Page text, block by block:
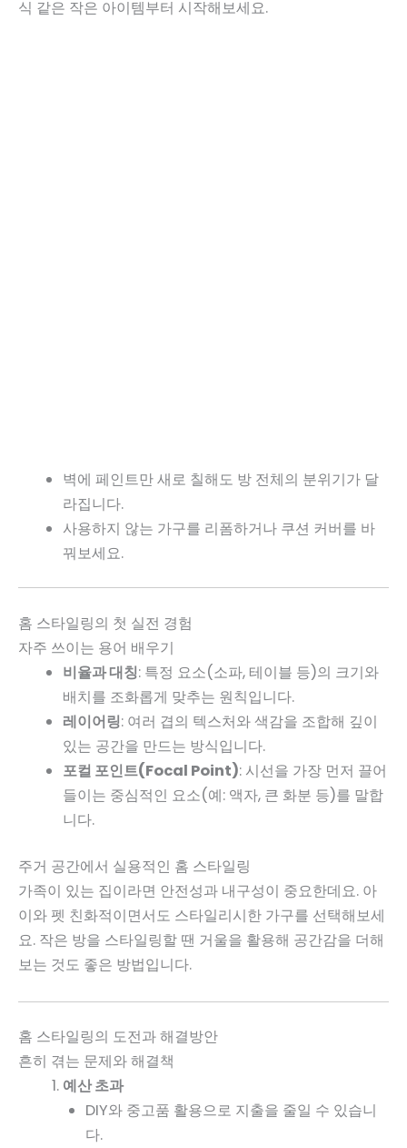
식 같은 작은 아이템부터 시작해보세요.
벽에 페인트만 새로 칠해도 방 전체의 분위기가 달
라집니다.
사용하지 않는 가구를 리폼하거나 쿠션 커버를 바
꿔보세요.
홈 스타일링의 첫 실전 경험
자주 쓰이는 용어 배우기
비율과 대칭: 특정 요소(소파, 테이블 등)의 크기와
배치를 조화롭게 맞추는 원칙입니다.
레이어링: 여러 겹의 텍스처와 색감을 조합해 깊이
있는 공간을 만드는 방식입니다.
포컬 포인트(Focal Point): 시선을 가장 먼저 끌어
들이는 중심적인 요소(예: 액자, 큰 화분 등)를 말합
니다.
주거 공간에서 실용적인 홈 스타일링
가족이 있는 집이라면 안전성과 내구성이 중요한데요. 아
이와 펫 친화적이면서도 스타일리시한 가구를 선택해보세
요. 작은 방을 스타일링할 땐 거울을 활용해 공간감을 더해
보는 것도 좋은 방법입니다.
홈 스타일링의 도전과 해결방안
흔히 겪는 문제와 해결책
예산 초과
DIY와 중고품 활용으로 지출을 줄일 수 있습니
다.